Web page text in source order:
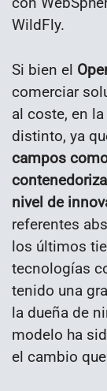
WildFly.
Si bien el
comerciar
al coste, en
distinto, ya
campos
nivel de
referentes
los últimos
tecnologías
tenido una
la dueña de
modelo ha
el cambio